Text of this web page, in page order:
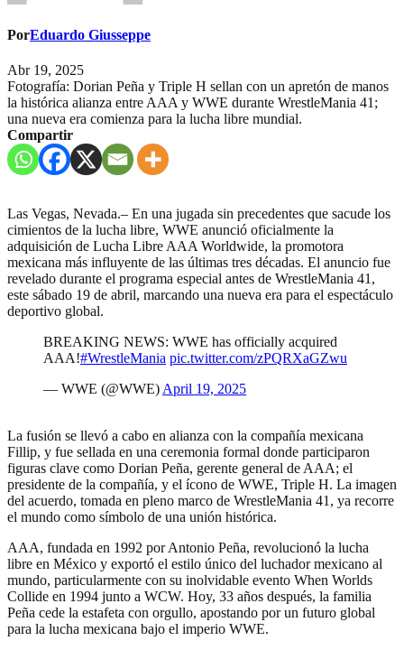
PorEduardo Giusseppe
Abr 19, 2025
Fotografía: Dorian Peña y Triple H sellan con un apretón de manos
la histórica alianza entre AAA y WWE durante WrestleMania 41;
una nueva era comienza para la lucha libre mundial.
Compartir
Las Vegas, Nevada.– En una jugada sin precedentes que sacude los
cimientos de la lucha libre, WWE anunció oficialmente la
adquisición de Lucha Libre AAA Worldwide, la promotora
mexicana más influyente de las últimas tres décadas. El anuncio fue
revelado durante el programa especial antes de WrestleMania 41,
este sábado 19 de abril, marcando una nueva era para el espectáculo
deportivo global.
BREAKING NEWS: WWE has officially acquired
AAA!#WrestleMania pic.twitter.com/zPQRXaGZwu
— WWE (@WWE)April 19, 2025
La fusión se llevó a cabo en alianza con la compañía mexicana
Fillip, y fue sellada en una ceremonia formal donde participaron
figuras clave como Dorian Peña, gerente general de AAA; el
presidente de la compañía, y el ícono de WWE, Triple H. La imagen
del acuerdo, tomada en pleno marco de WrestleMania 41, ya recorre
el mundo como símbolo de una unión histórica.
AAA, fundada en 1992 por Antonio Peña, revolucionó la lucha
libre en México y exportó el estilo único del luchador mexicano al
mundo, particularmente con su inolvidable evento When Worlds
Collide en 1994 junto a WCW. Hoy, 33 años después, la familia
Peña cede la estafeta con orgullo, apostando por un futuro global
para la lucha mexicana bajo el imperio WWE.